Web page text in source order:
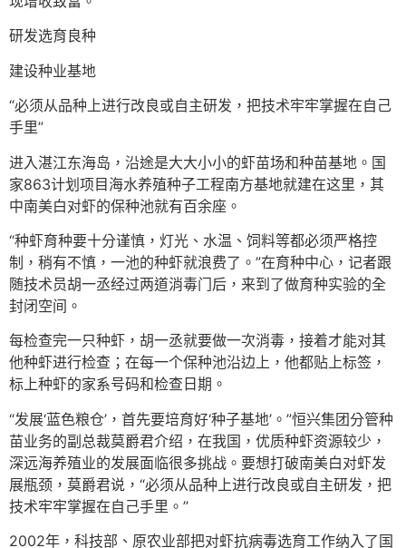
研发选育良种
建设种业基地
“必须从品种上进行改良或自主研发，把技术牢牢掌握在自己
手里”
进入湛江东海岛，沿途是大大小小的虾苗场和种苗基地。国
家863计划项目海水养殖种子工程南方基地就建在这里，其
中南美白对虾的保种池就有百余座。
“种虾育种要十分谨慎，灯光、水温、饲料等都必须严格控
制，稍有不慎，一池的种虾就浪费了。”在育种中心，记者跟
随技术员胡一丞经过两道消毒门后，来到了做育种实验的全
封闭空间。
每检查完一只种虾，胡一丞就要做一次消毒，接着才能对其
他种虾进行检查；在每一个保种池沿边上，他都贴上标签，
标上种虾的家系号码和检查日期。
“发展‘蓝色粮仓’，首先要培育好‘种子基地’。”恒兴集团分管种
苗业务的副总裁莫爵君介绍，在我国，优质种虾资源较少，
深远海养殖业的发展面临很多挑战。要想打破南美白对虾发
展瓶颈，莫爵君说，“必须从品种上进行改良或自主研发，把
技术牢牢掌握在自己手里。”
2002年，科技部、原农业部把对虾抗病毒选育工作纳入了国